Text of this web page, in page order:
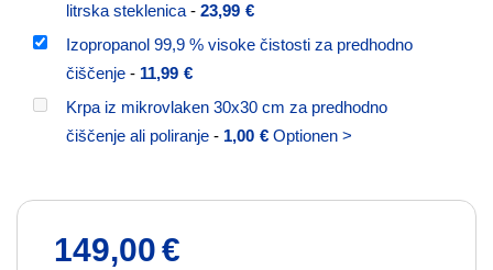
litrska steklenica - 23,99 €
Izopropanol 99,9 % visoke čistosti za predhodno
čiščenje - 11,99 €
Krpa iz mikrovlaken 30x30 cm za predhodno
čiščenje ali poliranje - 1,00 € Optionen >
149,00€